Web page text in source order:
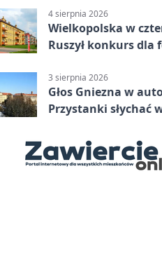
4 sierpnia 2026
Wielkopolska w
Ruszył konkurs dla
3 sierpnia 2026
Głos Gniezna w
Przystanki słychać